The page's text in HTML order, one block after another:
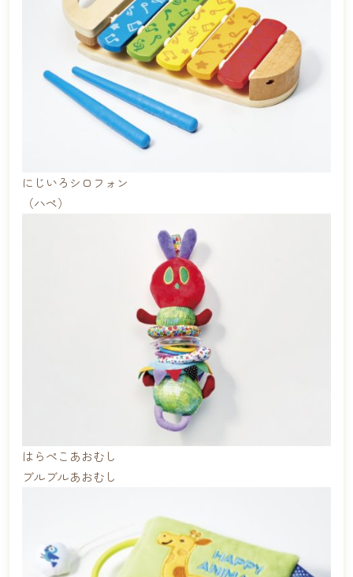
にじいろシロフォン
（ハペ）
はらぺこあおむし
ブルブルあおむし